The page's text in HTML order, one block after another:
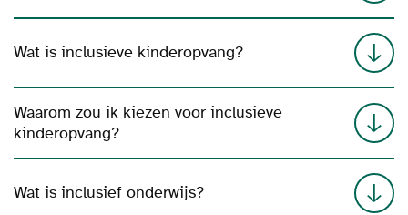
Wat is inclusieve kinderopvang?
Waarom zou ik kiezen voor inclusieve
kinderopvang?
Wat is inclusief onderwijs?